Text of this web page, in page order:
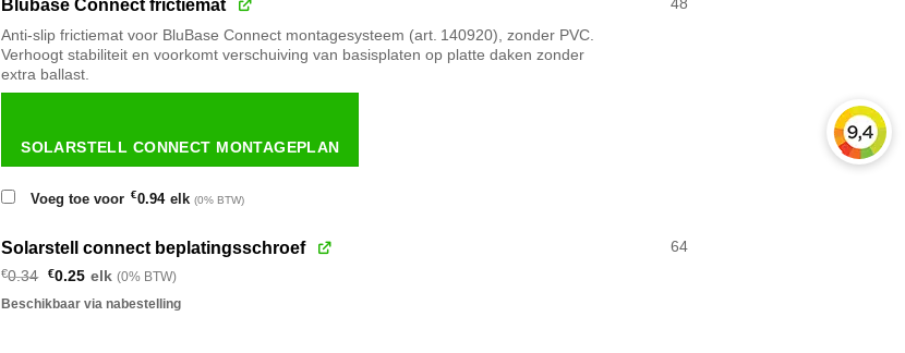
Blubase Connect frictiemat
Anti-slip frictiemat voor BluBase Connect montagesysteem (art. 140920), zonder PVC.
Verhoogt stabiliteit en voorkomt verschuiving van basisplaten op platte daken zonder
extra ballast.
SOLARSTELL CONNECT MONTAGEPLAN
Voeg toe voor €0.94 elk (0% BTW)
48
Solarstell connect beplatingsschroef
€0.34 Oorspronkelijke
was:
€0.25Huidige
is:
elk (0% BTW)
Beschikbaar via nabestelling
64